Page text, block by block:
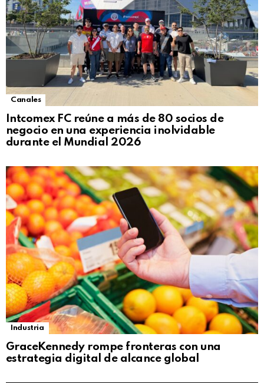
Canales
Intcomex FC reúne a más de 80 socios de
negocio en una experiencia inolvidable
durante el Mundial 2026
Industria
GraceKennedy rompe fronteras con una
estrategia digital de alcance global